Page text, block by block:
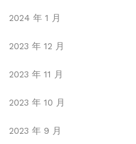
2024 年 1 月
2023 年 12 月
2023 年 11 月
2023 年 10 月
2023 年 9 月